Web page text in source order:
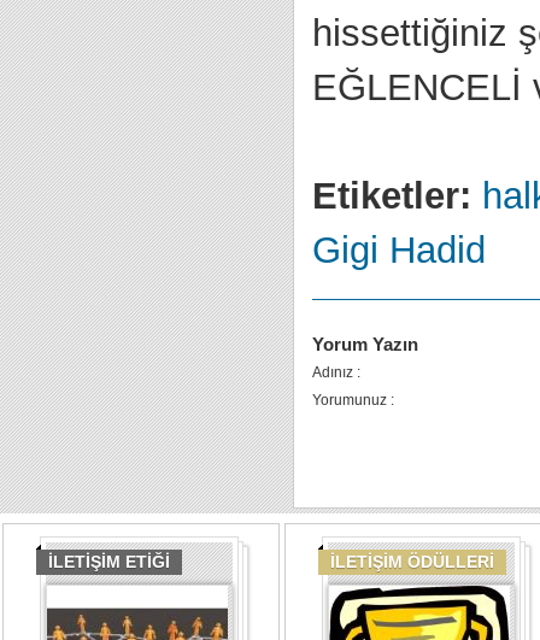
hissettiğiniz
EĞLENCELİ
Etiketler:
Gigi Hadid
Yorum Yazın
Adınız :
Yorumunuz :
İLETİŞİM ETİĞİ İLETİŞİM ÖDÜLLERİ